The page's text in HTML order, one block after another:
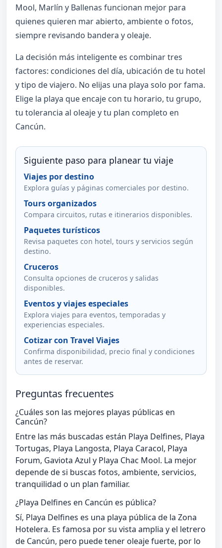
Mool, Marlín y Ballenas funcionan mejor para
quienes quieren mar abierto, ambiente o fotos,
siempre revisando bandera y oleaje.
La decisión más inteligente es combinar tres
factores: condiciones del día, ubicación de tu hotel
y tipo de viajero. No elijas una playa solo por fama.
Elige la playa que encaje con tu horario, tu grupo,
tu tolerancia al oleaje y tu plan completo en
Cancún.
Siguiente paso para planear tu viaje
Viajes por destino
Explora guías y páginas comerciales por destino.
Tours organizados
Compara circuitos, rutas e itinerarios disponibles.
Paquetes turísticos
Revisa paquetes con hotel, tours y servicios según
destino.
Cruceros
Consulta opciones de cruceros y salidas
disponibles.
Eventos y viajes especiales
Explora viajes para eventos, temporadas y
experiencias especiales.
Cotizar con Travel Viajes
Confirma disponibilidad, precio final y condiciones
antes de reservar.
Preguntas frecuentes
¿Cuáles son las mejores playas públicas en
Cancún?
Entre las más buscadas están Playa Delfines, Playa
Tortugas, Playa Langosta, Playa Caracol, Playa
Forum, Gaviota Azul y Playa Chac Mool. La mejor
depende de si buscas fotos, ambiente, servicios,
tranquilidad o un plan familiar.
¿Playa Delfines en Cancún es pública?
Sí, Playa Delfines es una playa pública de la Zona
Hotelera. Es famosa por su vista amplia y el letrero
de Cancún, pero puede tener oleaje fuerte, por lo